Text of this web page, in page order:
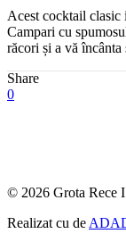
Acest cocktail clasic
Campari cu
răcori și a vă încânta
Share
0
© 2026 Grota Rece I
Realizat cu de